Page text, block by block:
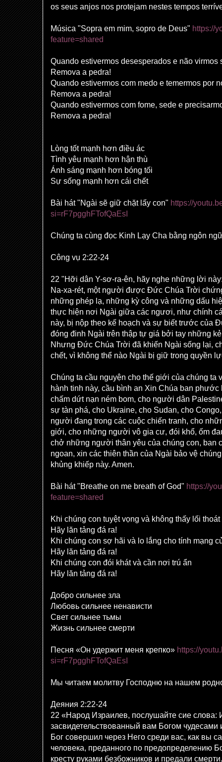
os seus anjos nos protejam nestes tempos
Música "Sopra em mim, sopro de Deus" https://
feature=shared
Quando estivermos desesperados e não virmos
Remova a pedra!
Quando estivermos com medo e temermos por
Remova a pedra!
Quando estivermos com fome, sede e
Remova a pedra!
Lòng tốt mạnh hơn điều ác
Tình yêu mạnh hơn hận thù
Ánh sáng mạnh hơn bóng tối
Sự sống mạnh hơn cái chết
Bài hát "Ngài sẽ giữ chặt lấy con" https://
si=rF7pgghFTofQaEsI
Chúng ta cùng đọc Kinh Lạy Cha bằng ngôn
Công vụ 2:22-24
22 "Hỡi dân Y-sơ-ra-ên, hãy nghe những lời
Na-xa-rét, một người được Đức Chúa Trời
những phép lạ, những kỳ công và những dấu
thực hiện nơi Ngài giữa các ngươi, như chính
này, bị nộp theo kế hoạch và sự biết trước của
đóng đinh Ngài trên thập tự giá bởi tay những
Nhưng Đức Chúa Trời đã khiến Ngài sống lại,
chết, vì không thể nào Ngài bị giữ trong quyền
Chúng ta cầu nguyện cho thế giới của chúng ta
hành tinh này, cầu bình an Xin Chúa ban
chấm dứt nạn ném bom, cho người dân
sự tàn phá, cho Ukraine, cho Sudan, cho
người đang trong các cuộc chiến tranh, cho
giới, cho những người vô gia cư, đói khổ, ốm
chở những người thân yêu của chúng con, ban
ngoan, xin các thiên thần của Ngài bảo vệ
khủng khiếp này. Amen.
Bài hát "Breathe on me breath of God" https://
feature=shared
Khi chúng con tuyệt vọng và không thấy lối
Hãy lăn tảng đá ra!
Khi chúng con sợ hãi và lo lắng cho tính mạng
Hãy lăn tảng đá ra!
Khi chúng con đói khát và cần nơi trú ẩn
Hãy lăn tảng đá ra!
Добро сильнее зла
Любовь сильнее ненависти
Свет сильнее тьмы
Жизнь сильнее смерти
Песня «Он удержит меня крепко» https://
si=rF7pgghFTofQaEsI
Мы читаем молитву Господню на нашем
Деяния 2:22-24
22 «Народ Израилев, послушайте сие слова:
засвидетельствованный вам Богом
Бог совершил через Него среди вас, как вы
человека, преданного по предопределению
кресту руками безбожников и предали